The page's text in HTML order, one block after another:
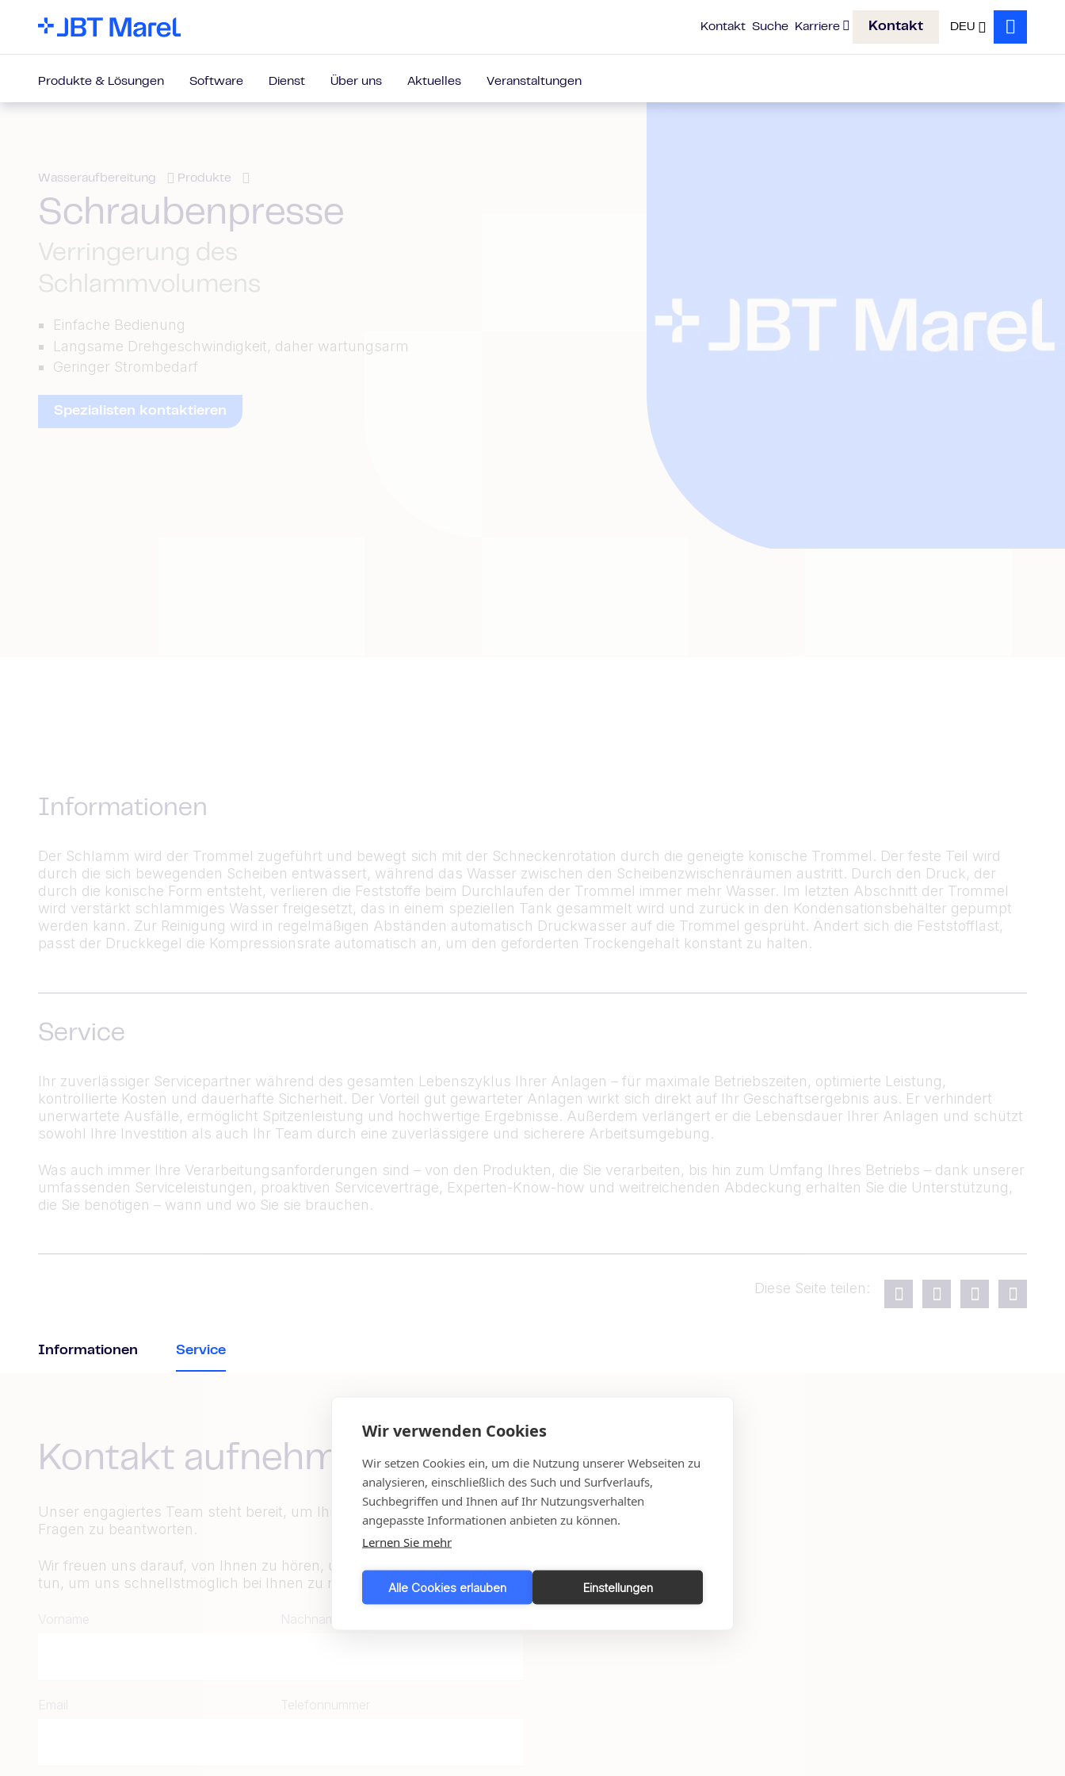
Wir verwenden Cookies
Wir setzen Cookies ein, um die Nutzung unserer Webseiten zu
analysieren, einschließlich des Such und Surfverlaufs,
Suchbegriffen und Ihnen auf Ihr Nutzungsverhalten
angepasste Informationen anbieten zu können.
Lernen Sie mehr
Alle Cookies erlauben Einstellungen
Kontakt Suche Karriere Kontakt DEU
Search
Produkte & Lösungen Software Dienst Über uns Aktuelles Veranstaltungen
Wasseraufbereitung Produkte
Schraubenpresse
Verringerung des
Schlammvolumens
Einfache Bedienung
Langsame Drehgeschwindigkeit, daher wartungsarm
Geringer Strombedarf
Spezialisten kontaktieren
Informationen Service
Informationen
Der Schlamm wird der Trommel zugeführt und bewegt sich mit der Schneckenrotation durch die geneigte konische Trommel. Der feste Teil wird
durch die sich bewegenden Scheiben entwässert, während das Wasser zwischen den Scheibenzwischenräumen austritt. Durch den Druck, der
durch die konische Form entsteht, verlieren die Feststoffe beim Durchlaufen der Trommel immer mehr Wasser. Im letzten Abschnitt der Trommel
wird verstärkt schlammiges Wasser freigesetzt, das in einem speziellen Tank gesammelt wird und zurück in den Kondensationsbehälter gepumpt
werden kann. Zur Reinigung wird in regelmäßigen Abständen automatisch Druckwasser auf die Trommel gesprüht. Ändert sich die Feststofflast,
passt der Druckkegel die Kompressionsrate automatisch an, um den geforderten Trockengehalt konstant zu halten.
Service
Ihr zuverlässiger Servicepartner während des gesamten Lebenszyklus Ihrer Anlagen – für maximale Betriebszeiten, optimierte Leistung,
kontrollierte Kosten und dauerhafte Sicherheit. Der Vorteil gut gewarteter Anlagen wirkt sich direkt auf Ihr Geschäftsergebnis aus. Er verhindert
unerwartete Ausfälle, ermöglicht Spitzenleistung und hochwertige Ergebnisse. Außerdem verlängert er die Lebensdauer Ihrer Anlagen und schützt
sowohl Ihre Investition als auch Ihr Team durch eine zuverlässigere und sicherere Arbeitsumgebung.
Was auch immer Ihre Verarbeitungsanforderungen sind – von den Produkten, die Sie verarbeiten, bis hin zum Umfang Ihres Betriebs – dank unserer
umfassenden Serviceleistungen, proaktiven Serviceverträge, Experten-Know-how und weitreichenden Abdeckung erhalten Sie die Unterstützung,
die Sie benötigen – wann und wo Sie sie brauchen.
Diese Seite teilen:
Kontakt aufnehmen
Unser engagiertes Team steht bereit, um Ihnen zu helfen und alle Ihre
Fragen zu beantworten.
Wir freuen uns darauf, von Ihnen zu hören, und werden unser Bestes
tun, um uns schnellstmöglich bei Ihnen zu melden.
Nachname
Telefonnummer